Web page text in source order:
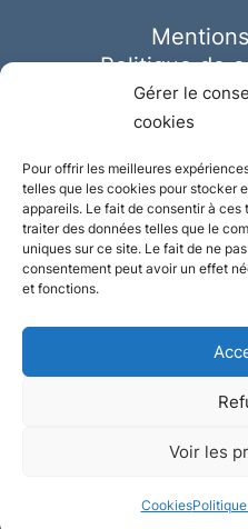
Gérer le
cookies
Pour offrir les meilleures
telles que les cookies pour stocker
appareils. Le fait de consentir à
traiter des données telles que le
uniques sur ce site. Le fait de ne
consentement peut avoir un effet
et fonctions.
Voir les
Cookies
Politique de
Conception et